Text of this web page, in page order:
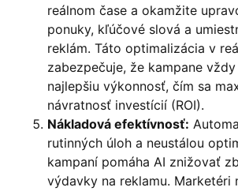
reálnom čase a okamžite
ponuky, kľúčové slová a
reklám. Táto optimalizácia v
zabezpečuje, že kampane
najlepšiu výkonnosť, čím sa
návratnosť investícií (ROI).
Nákladová efektívnosť:
rutinných úloh a neustálou
kampaní pomáha AI znižovať
výdavky na reklamu. Marketéri